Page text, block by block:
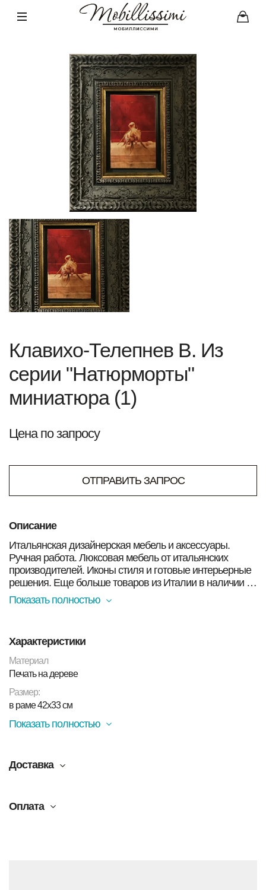
Клавихо-Телепнев В. Из
серии "Натюрморты"
миниатюра (1)
Цена по запросу
ОТПРАВИТЬ ЗАПРОС
Описание
Итальянская дизайнерская мебель и аксессуары.
Ручная работа. Люксовая мебель от итальянских
производителей. Иконы стиля и готовые интерьерные
решения. Еще больше товаров из Италии в наличии в
Москве Вы найдете в нашем магазине. Смотрите ниже!
В серию «Натюрморты» вошли работы, которые
можно рассматривать как часть большого проекта,
инспирированного портретной живописью эпохи
возрождения.
Материал:
Размер:в раме 42х33 см
Показать полностью
Характеристики
Материал
Печать на дереве
Размер:
в раме 42х33 см
Показать полностью
Доставка
Оплата